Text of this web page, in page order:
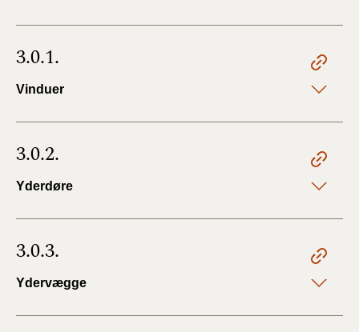
3.0.1.
Vinduer
3.0.2.
Yderdøre
3.0.3.
Ydervægge